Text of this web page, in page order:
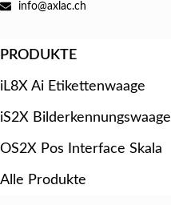
info@axlac.ch
PRODUKTE
iL8X Ai Etikettenwaage
iS2X Bilderkennungswaage
OS2X Pos Interface Skala
Alle Produkte